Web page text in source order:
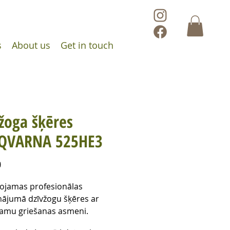
About us Get in touch
šķēres
525HE3
Price
profesionālas
dzīvžogu šķēres ar
griešanas asmeni.